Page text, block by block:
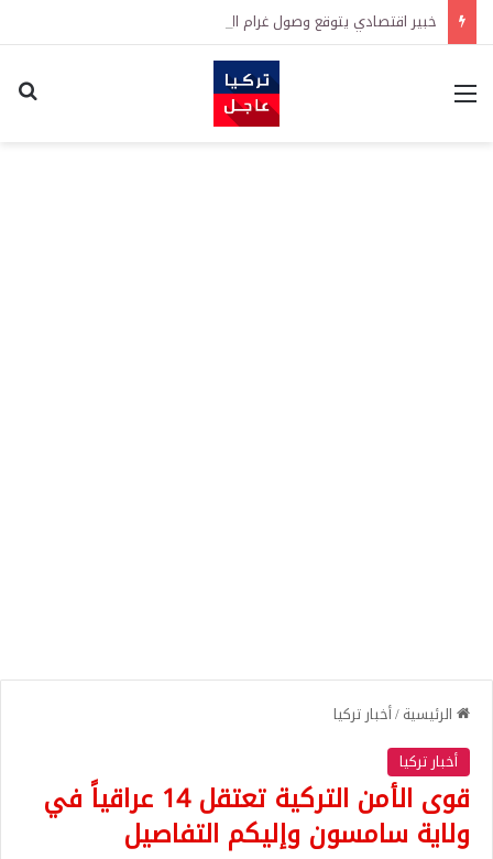
القائمة
الرئيسية/أخبار تركيا
أخبار تركيا
قوى الأمن التركية تعتقل 14 عراقياً في
ولاية سامسون وإليكم التفاصيل